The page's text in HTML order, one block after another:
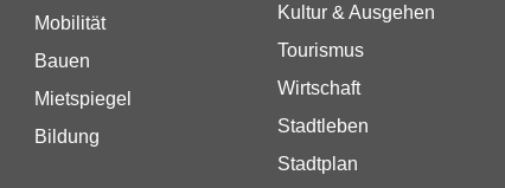
Mobilität
Bauen
Mietspiegel
Bildung
Kultur & Ausgehen
Tourismus
Wirtschaft
Stadtleben
Stadtplan